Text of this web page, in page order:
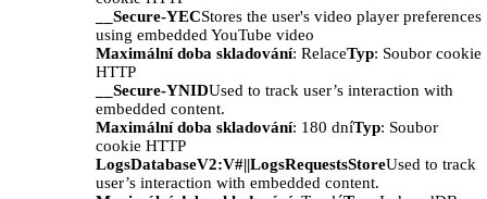
__Secure-YECStores the user's video player preferences
using embedded YouTube video
Maximální doba skladování: RelaceTyp: Soubor cookie
HTTP
__Secure-YNIDUsed to track user’s interaction with
embedded content.
Maximální doba skladování: 180 dníTyp: Soubor
cookie HTTP
LogsDatabaseV2:V#||LogsRequestsStoreUsed to track
user’s interaction with embedded content.